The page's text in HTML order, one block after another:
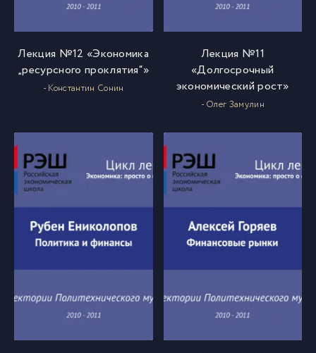
Лекция №12 «Экономика
„ресурсного проклятия“»
- Константин Сонин
Лекция №11
«Долгосрочный
экономический рост»
- Олег Замулин